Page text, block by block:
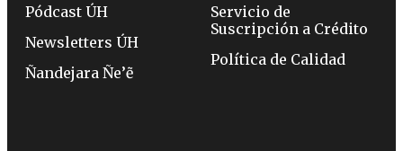
Pódcast ÚH
Newsletters ÚH
Ñandejara Ñe’ẽ
Servicio de
Suscripción a Crédito
Política de Calidad